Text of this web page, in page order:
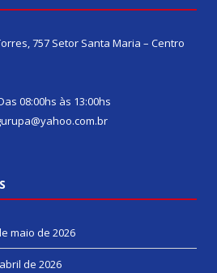
757 Setor Santa Maria – Centro
08:00hs às 13:00hs
maio de 2026
de 2026